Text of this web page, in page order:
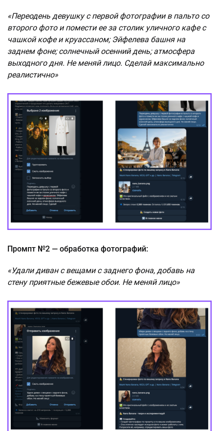
«Переодень девушку с первой фотографии в пальто со
второго фото и помести ее за столик уличного кафе с
чашкой кофе и круассаном; Эйфелева башня на
заднем фоне; солнечный осенний день; атмосфера
выходного дня. Не меняй лицо. Сделай максимально
реалистично»
Промпт №2 — обработка фотографий:
«Удали диван с вещами с заднего фона, добавь на
стену приятные бежевые обои. Не меняй лицо»